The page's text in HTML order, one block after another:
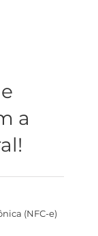
a
(NFC-e)